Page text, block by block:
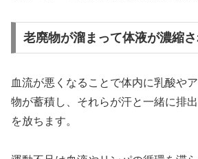
老廃物が溜まって体液が濃縮
血流が悪くなることで体内に乳酸や
物が蓄積し、それらが汗と一緒に排
を放ちます。